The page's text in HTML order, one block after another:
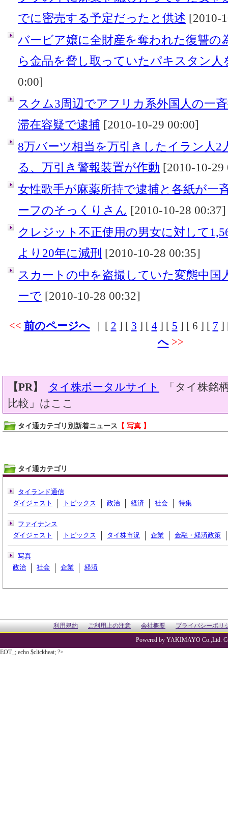
でに密売する予定だったと供述 [2010-
バービア嬢に全財産を奪われた復讐の
ら金品を脅し取っていたパキスタン人
0:00]
スクム3周辺でアフリカ系外国人の一
滞在容疑で逮捕 [2010-10-29 00:00]
8万バーツ相当を万引きしたイラン人2
る、万引き警報装置が作動 [2010-10-29
女性歌手が麻薬所持で逮捕と各紙が一
ーフのそっくりさん [2010-10-28 00:37]
クレジット不正使用の男女に対して
より20年に減刑 [2010-10-28 00:35]
スカートの中を盗撮していた変態中国
ーで [2010-10-28 00:32]
<< 前のページへ| [ 2 ] [ 3 ] [ 4] [ 5 ] [ 6 ] [ 7 ]
へ>>
【PR】 タイ株ポータルサイト
「タイ株銘
比較」はここ
タイ通カテゴリ別新着ニュース 【 写真 】
タイ通カテゴリ
タイランド通信
ダイジェスト
トピックス 政治 経済 社会 特集
ファイナンス
ダイジェスト
トピックス タイ株市況 企業 金融・経済政策
写真
政治
社会 企業 経済
利用規約 ご利用上の注意 会社概要 プライバシーポリ
Powered by YAKIMAYO Co.,Ltd.
EOT_; echo $clickheat; ?>